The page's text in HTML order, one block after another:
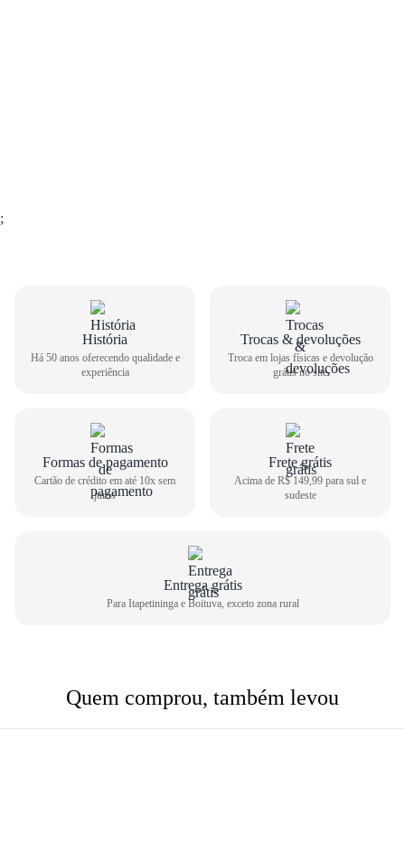
;
História
Há 50 anos oferecendo qualidade e
experiência
Trocas & devoluções
Troca em lojas físicas e devolução
grátis no site
Formas de pagamento
Cartão de crédito em até 10x sem
juros
Frete grátis
Acima de R$ 149,99 para sul e
sudeste
Entrega grátis
Para Itapetininga e Boituva, exceto zona rural
Quem comprou, também levou